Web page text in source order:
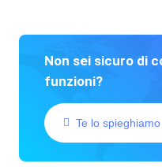
Non sei sicuro di
funzioni?
Te lo